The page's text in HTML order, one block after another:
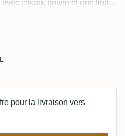
cacao, poivre et une finale
de thé à la menthe.
pour la livraison vers